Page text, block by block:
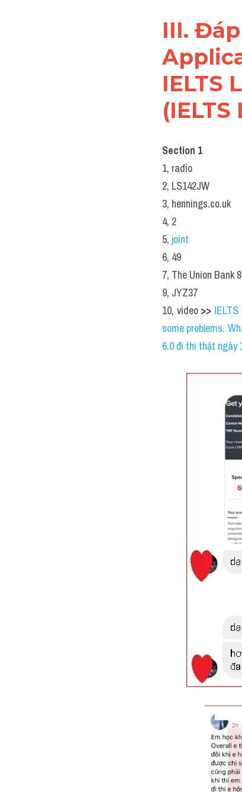
III.
IELTS
Section 1
1, radio
2, LS142JW
3, hennings.co.uk
4, 2
5, joint
6, 49
7, The Union Bank
9, JYZ37
10, video >> IELTS
some problems.
6.0 đi thi thật ngày